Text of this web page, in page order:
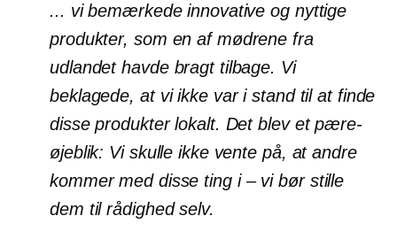
... vi bemærkede innovative og nyttige
produkter, som en af ​​mødrene fra
udlandet havde bragt tilbage. Vi
beklagede, at vi ikke var i stand til at finde
disse produkter lokalt. Det blev et pære-
øjeblik: Vi skulle ikke vente på, at andre
kommer med disse ting i – vibør stille
dem til rådighed selv.